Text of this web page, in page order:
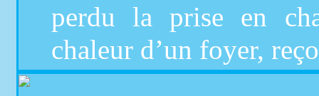
perdu la prise en
chaleur d’un foyer,